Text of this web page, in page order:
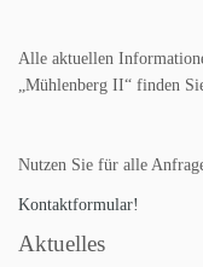
Alle aktuellen
„Mühlenberg II“ finden
Nutzen Sie für alle
Kontaktformular!
Aktuelles